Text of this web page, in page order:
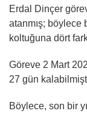
Erdal Dinçer
atanmış; böylece
koltuğuna dört
Göreve 2 Mart
27 gün
Böylece, son bir